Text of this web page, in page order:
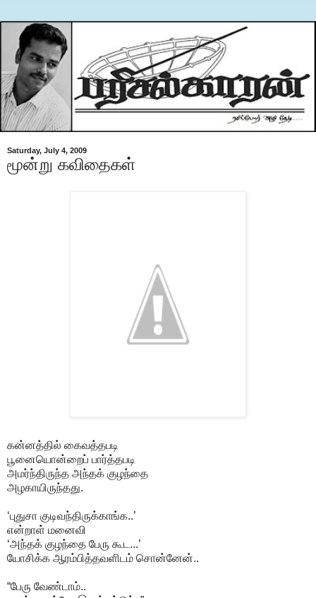
Saturday, July 4, 2009
மூன்று கவிதைகள்
கன்னத்தில் கைவத்தபடி
பூனையொன்றைப் பார்த்தபடி
அமர்ந்திருந்த அந்தக் குழந்தை
அழகாயிருந்தது.
‘புதுசா குடிவந்திருக்காங்க..’
என்றாள் மனைவி
‘அந்தக் குழந்தை பேரு கூட...’
யோசிக்க ஆரம்பித்தவளிடம் சொன்னேன்..
“பேரு வேண்டாம்..